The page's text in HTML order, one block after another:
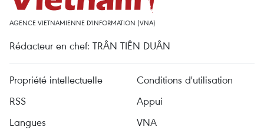
AGENCE VIETNAMIENNE D'INFORMATION (VNA)
Rédacteur en chef: TRÂN TIÊN DUÂN
Propriété intellectuelle
Conditions d'utilisation
RSS
Appui
Langues
VNA